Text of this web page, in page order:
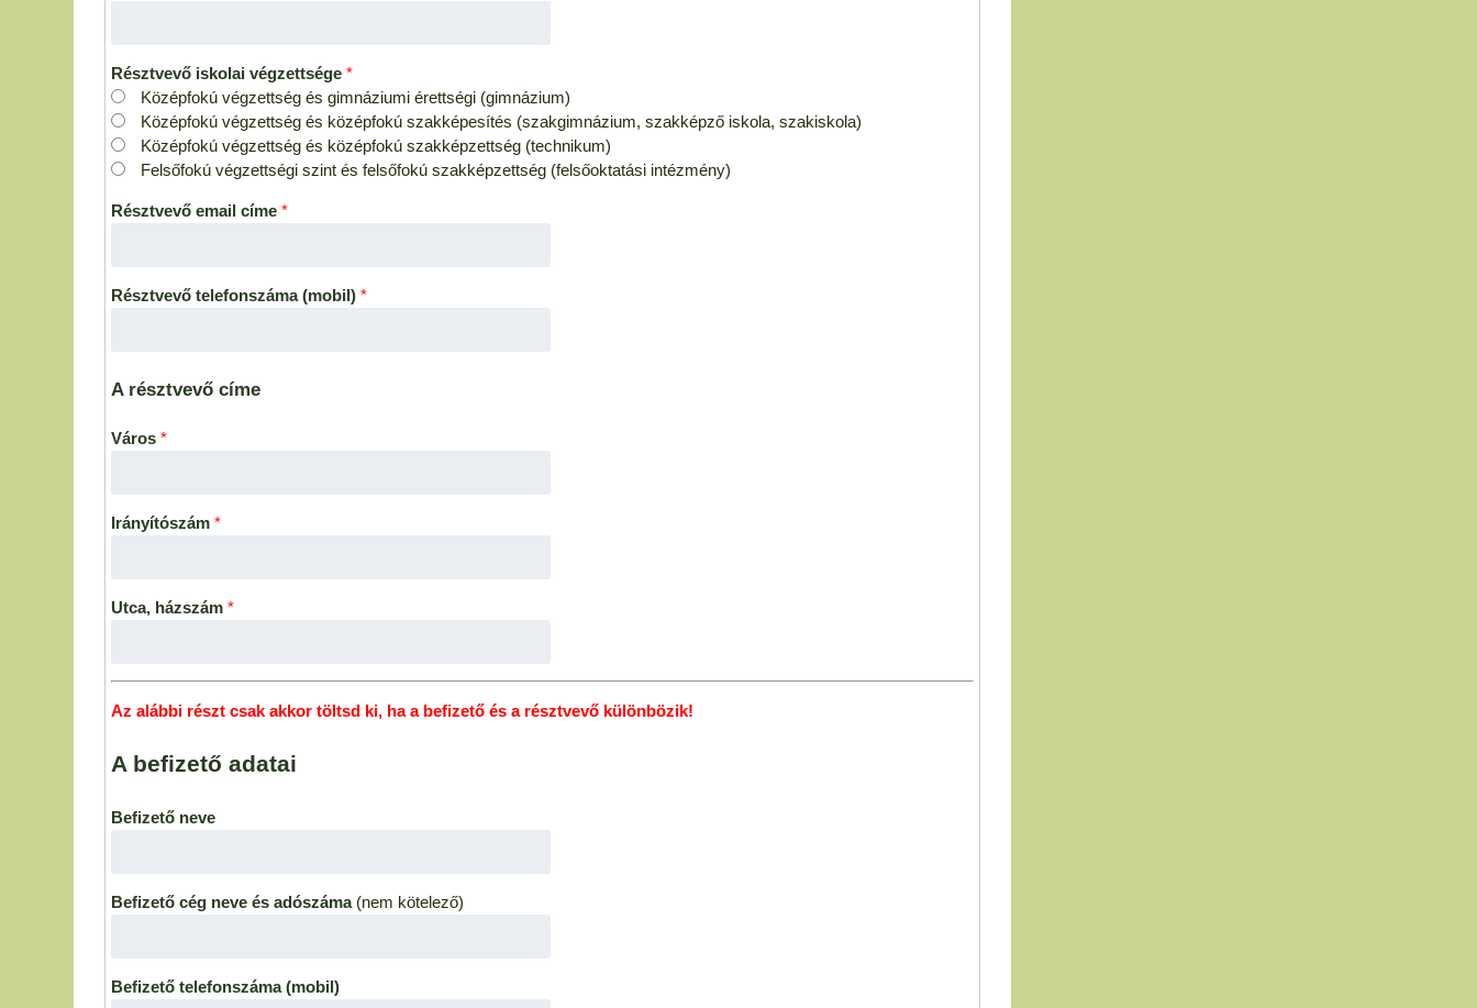
Résztvevő iskolai végzettsége *
Középfokú végzettség és gimnáziumi érettségi (gimnázium)
Középfokú végzettség és középfokú szakképesítés (szakgimnázium, szakképző iskola, szakiskola)
Középfokú végzettség és középfokú szakképzettség (technikum)
Felsőfokú végzettségi szint és felsőfokú szakképzettség (felsőoktatási intézmény)
Résztvevő email címe *
Résztvevő telefonszáma (mobil) *
A résztvevő címe
Város *
Irányítószám *
Utca, házszám *
Az alábbi részt csak akkor töltsd ki, ha a befizető és a résztvevő különbözik!
A befizető adatai
Befizető neve
Befizető cég neve és adószáma(nem kötelező)
Befizető telefonszáma (mobil)